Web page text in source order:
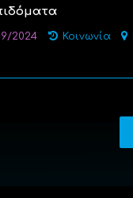
2024 Κοινωνία